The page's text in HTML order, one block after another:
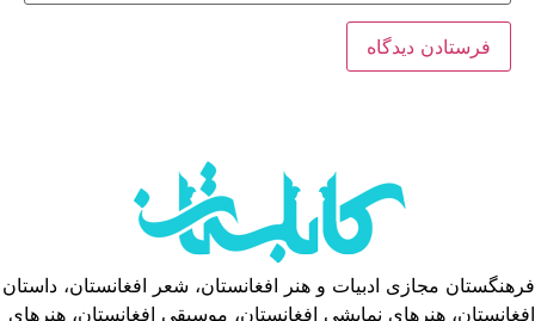
فرهنگستان مجازی ادبیات و هنر افغانستان، شعر افغانستان، داستان
افغانستان، هنرهای نمایشی افغانستان، موسیقی افغانستان، هنرهای